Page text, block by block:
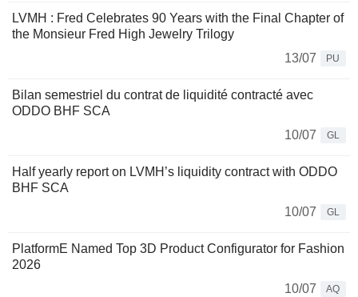
LVMH : Fred Celebrates 90 Years with the Final Chapter of
the Monsieur Fred High Jewelry Trilogy
13/07
PU
Bilan semestriel du contrat de liquidité contracté avec
ODDO BHF SCA
10/07
GL
Half yearly report on LVMH’s liquidity contract with ODDO
BHF SCA
10/07
GL
PlatformE Named Top 3D Product Configurator for Fashion
2026
10/07
AQ